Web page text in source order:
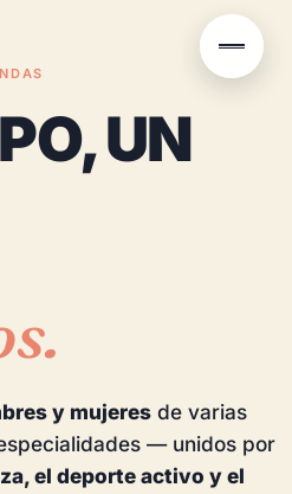
UN
y mujeres de varias
— unidos por
el deporte activo y el